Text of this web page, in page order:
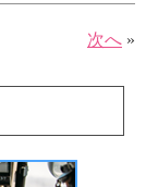
次へ »